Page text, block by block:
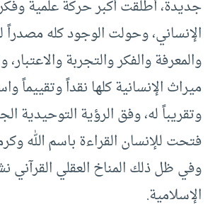
جديدة، أطلقت أكبر حركة علمية
الإنساني، وحولت الوجود كله مصدراً
والمعرفة والفكر والتجربة
ميراث الإنسانية كلها نقداً وتقييماً
وتقريباً له، وفق الرؤية التوحيدية
فتحت للإنسان القراءة باسم الله
وفي ظل ذلك المناخ العقلي القرآني
الإسلامية.